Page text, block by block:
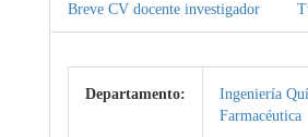
Breve CV docente investigador
Departamento:
Ingeniería
Farmacéutica